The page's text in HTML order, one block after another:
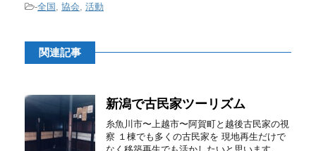
-全国 , 協会, 活動
関連記事
新潟で古民家ツーリズム
糸魚川市〜上越市〜阿賀町と越後古民家の視
察 １棟でも多くの古民家を 現地再生だけで